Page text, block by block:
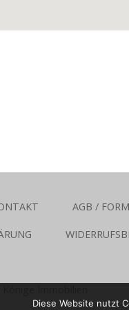
AGB /
Diese Website nutzt